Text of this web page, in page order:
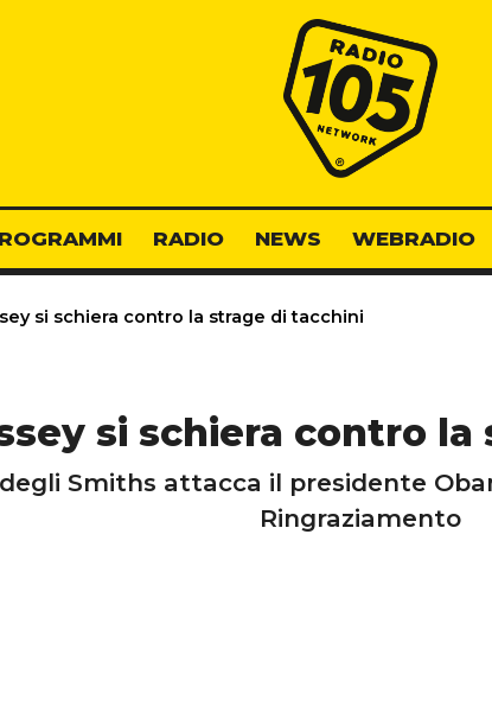
Radio 105
RADIO NEWS WEBRADIO
si schiera contro la strage di tacchini
si schiera contro
Smiths attacca il presidente
Ringraziamento